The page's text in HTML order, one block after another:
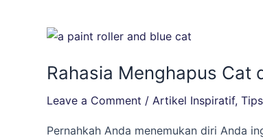
Rahasia Menghapus Cat
Leave a Comment / Artikel Inspiratif,
Pernahkah Anda menemukan diri Anda
Rahasia
Cat
Mudah: